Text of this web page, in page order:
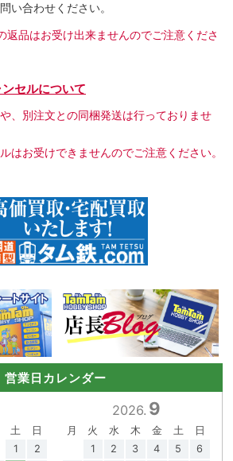
い合わせください。
返品はお受け出来ませんのでご注意くださ
セルについて
、別注文との同梱発送は行っておりませ
はお受けできませんのでご注意ください。
営業日カレンダー
土
日
1
2
2026. 9
月 火 水 木 金 土
日
1
2 3 4 5
6